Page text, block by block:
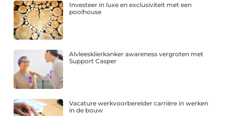
Investeer in luxe en exclusiviteit met een
poolhouse
Alvleesklierkanker awareness vergroten met
Support Casper
Vacature werkvoorbereider carrière in werken
in de bouw